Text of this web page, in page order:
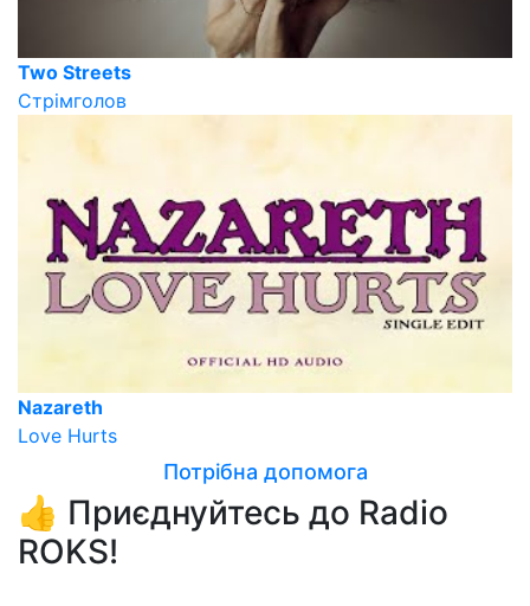
Two Streets
Стрімголов
Nazareth
Love Hurts
Потрібна допомога
👍 Приєднуйтесь до Radio
ROKS!